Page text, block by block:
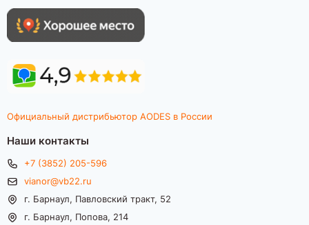
Официальный дистрибьютор AODES в России
Наши контакты
+7 (3852) 205-596
vianor@vb22.ru
г. Барнаул, Павловский тракт, 52
г. Барнаул, Попова, 214